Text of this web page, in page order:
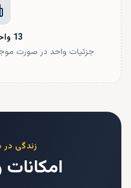
13
جزئیات واحد در صورت
زندگی